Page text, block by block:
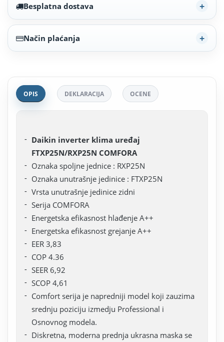
Besplatna dostava
Način plaćanja
OPIS DEKLARACIJA OCENE
Daikin inverter klima uređaj
FTXP25N/RXP25N COMFORA
Oznaka spoljne jednice : RXP25N
Oznaka unutrašnje jedinice : FTXP25N
Vrsta unutrašnje jedinice zidni
Serija COMFORA
Energetska efikasnost hlađenje A++
Energetska efikasnost grejanje A++
EER 3,83
COP 4.36
SEER 6,92
SCOP 4,61
Comfort serija je napredniji model koji zauzima
srednju poziciju izmedju Professional i
Osnovnog modela.
Diskretna, moderna prednja ukrasna maska se